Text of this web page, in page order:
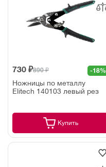
730 ₽890 ₽ -18%
Ножницы по металлу
Elitech 140103 левый рез
Купить